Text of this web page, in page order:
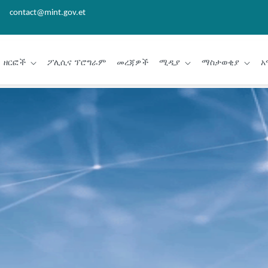
contact@mint.gov.et
ዘርፎች ፖሊሲና ፕሮግራም መረጃዎች ሚዲያ ማስታወቂያ